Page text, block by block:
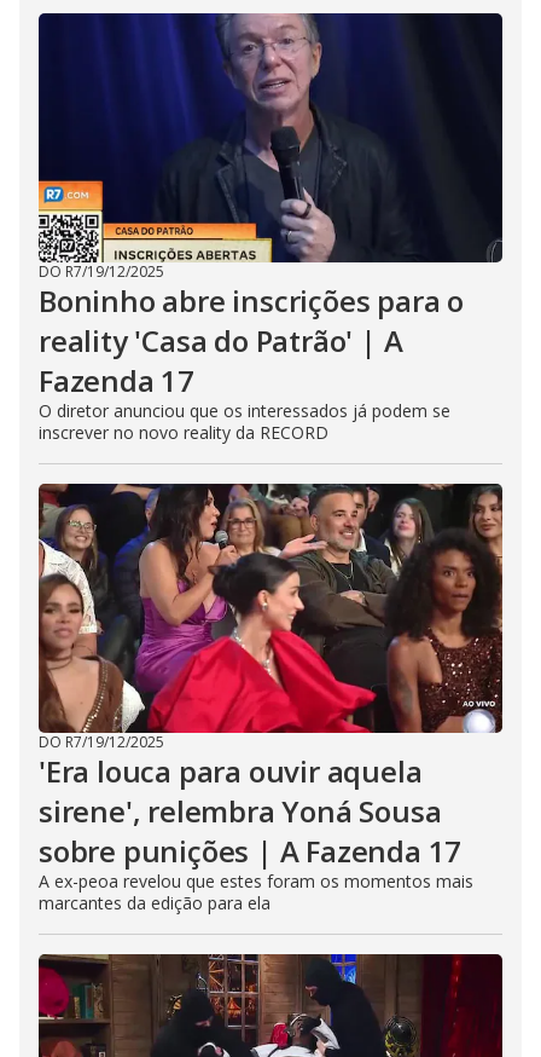
DO R7/19/12/2025
Boninho abre inscrições para o
reality 'Casa do Patrão' | A
Fazenda 17
O diretor anunciou que os interessados já podem se
inscrever no novo reality da RECORD
DO R7/19/12/2025
'Era louca para ouvir aquela
sirene', relembra Yoná Sousa
sobre punições | A Fazenda 17
A ex-peoa revelou que estes foram os momentos mais
marcantes da edição para ela